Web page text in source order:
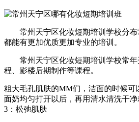
常州天宁区化妆短期培训学校分
都能有更加优质更加专业的培训。
常州天宁区化妆短期培训学校常
程、影楼后期制作等课程。
粗大毛孔肌肤的MM们，洁面的时候
面奶均匀打开以后，再用清水清洗干
3：松弛肌肤